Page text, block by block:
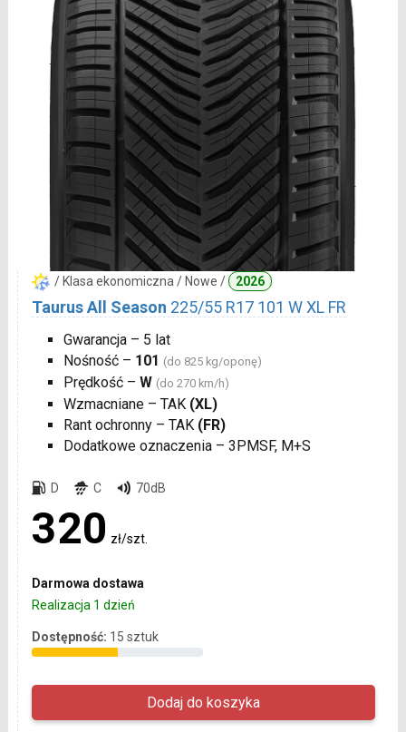
/ Klasa ekonomiczna / Nowe / 2026
Taurus All Season 225/55 R17 101 W XL FR
Gwarancja – 5 lat
Nośność – 101 (do 825 kg/oponę)
Prędkość – W (do 270 km/h)
Wzmacniane – TAK (XL)
Rant ochronny – TAK (FR)
Dodatkowe oznaczenia – 3PMSF, M+S
D C 70dB
320 zł/szt.
Darmowa dostawa
Realizacja 1 dzień
Dostępność: 15 sztuk